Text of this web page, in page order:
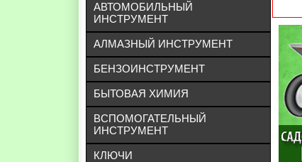
АВТОМОБИЛЬНЫЙ
ИНСТРУМЕНТ
АЛМАЗНЫЙ ИНСТРУМЕНТ
БЕНЗОИНСТРУМЕНТ
БЫТОВАЯ ХИМИЯ
ВСПОМОГАТЕЛЬНЫЙ
ИНСТРУМЕНТ
КЛЮЧИ